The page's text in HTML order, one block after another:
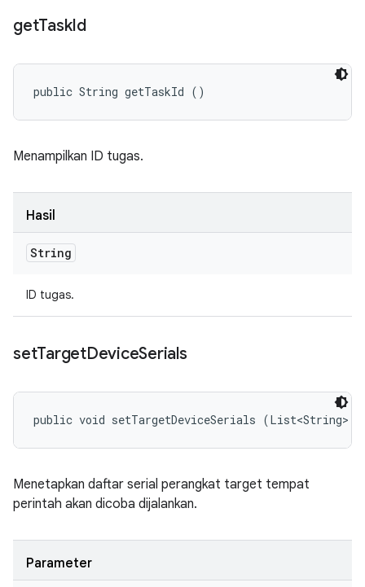
getTaskId
public String getTaskId ()
Menampilkan ID tugas.
Hasil
String
ID tugas.
setTargetDeviceSerials
public void setTargetDeviceSerials (List<String>
Menetapkan daftar serial perangkat target tempat
perintah akan dicoba dijalankan.
Parameter